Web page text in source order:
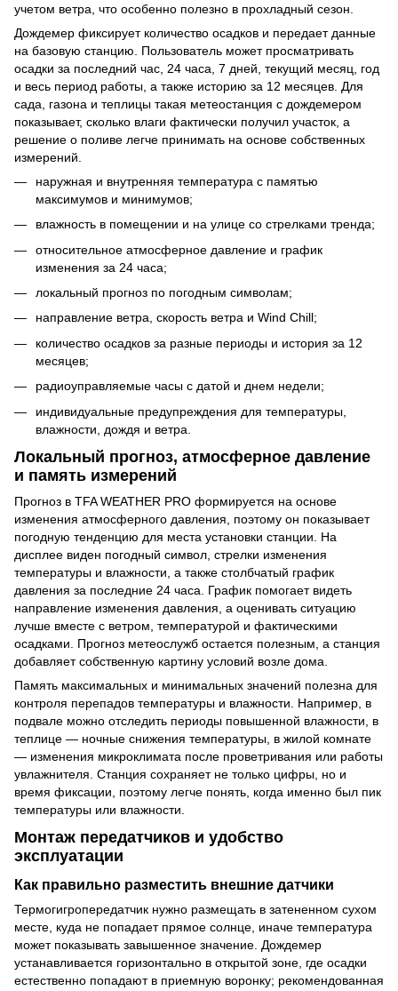
учетом ветра, что особенно полезно в прохладный сезон.
Дождемер фиксирует количество осадков и передает данные
на базовую станцию. Пользователь может просматривать
осадки за последний час, 24 часа, 7 дней, текущий месяц, год
и весь период работы, а также историю за 12 месяцев. Для
сада, газона и теплицы такая метеостанция с дождемером
показывает, сколько влаги фактически получил участок, а
решение о поливе легче принимать на основе собственных
измерений.
наружная и внутренняя температура с памятью
максимумов и минимумов;
влажность в помещении и на улице со стрелками тренда;
относительное атмосферное давление и график
изменения за 24 часа;
локальный прогноз по погодным символам;
направление ветра, скорость ветра и Wind Chill;
количество осадков за разные периоды и история за 12
месяцев;
радиоуправляемые часы с датой и днем недели;
индивидуальные предупреждения для температуры,
влажности, дождя и ветра.
Локальный прогноз, атмосферное давление
и память измерений
Прогноз в TFA WEATHER PRO формируется на основе
изменения атмосферного давления, поэтому он показывает
погодную тенденцию для места установки станции. На
дисплее виден погодный символ, стрелки изменения
температуры и влажности, а также столбчатый график
давления за последние 24 часа. График помогает видеть
направление изменения давления, а оценивать ситуацию
лучше вместе с ветром, температурой и фактическими
осадками. Прогноз метеослужб остается полезным, а станция
добавляет собственную картину условий возле дома.
Память максимальных и минимальных значений полезна для
контроля перепадов температуры и влажности. Например, в
подвале можно отследить периоды повышенной влажности, в
теплице — ночные снижения температуры, в жилой комнате
— изменения микроклимата после проветривания или работы
увлажнителя. Станция сохраняет не только цифры, но и
время фиксации, поэтому легче понять, когда именно был пик
температуры или влажности.
Монтаж передатчиков и удобство
эксплуатации
Как правильно разместить внешние датчики
Термогигропередатчик нужно размещать в затененном сухом
месте, куда не попадает прямое солнце, иначе температура
может показывать завышенное значение. Дождемер
устанавливается горизонтально в открытой зоне, где осадки
естественно попадают в приемную воронку; рекомендованная